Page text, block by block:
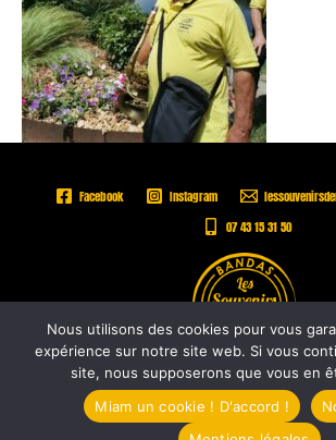
Facebook Instagram
07 43 15 31 50
Copyright © 2026 |Les Souvenirs de Nestor -
Nous utilisons des cookies pour vous
expérience sur notre site web. Si vous
site, nous supposerons que vous en
Miam un cookie ! D'accord !